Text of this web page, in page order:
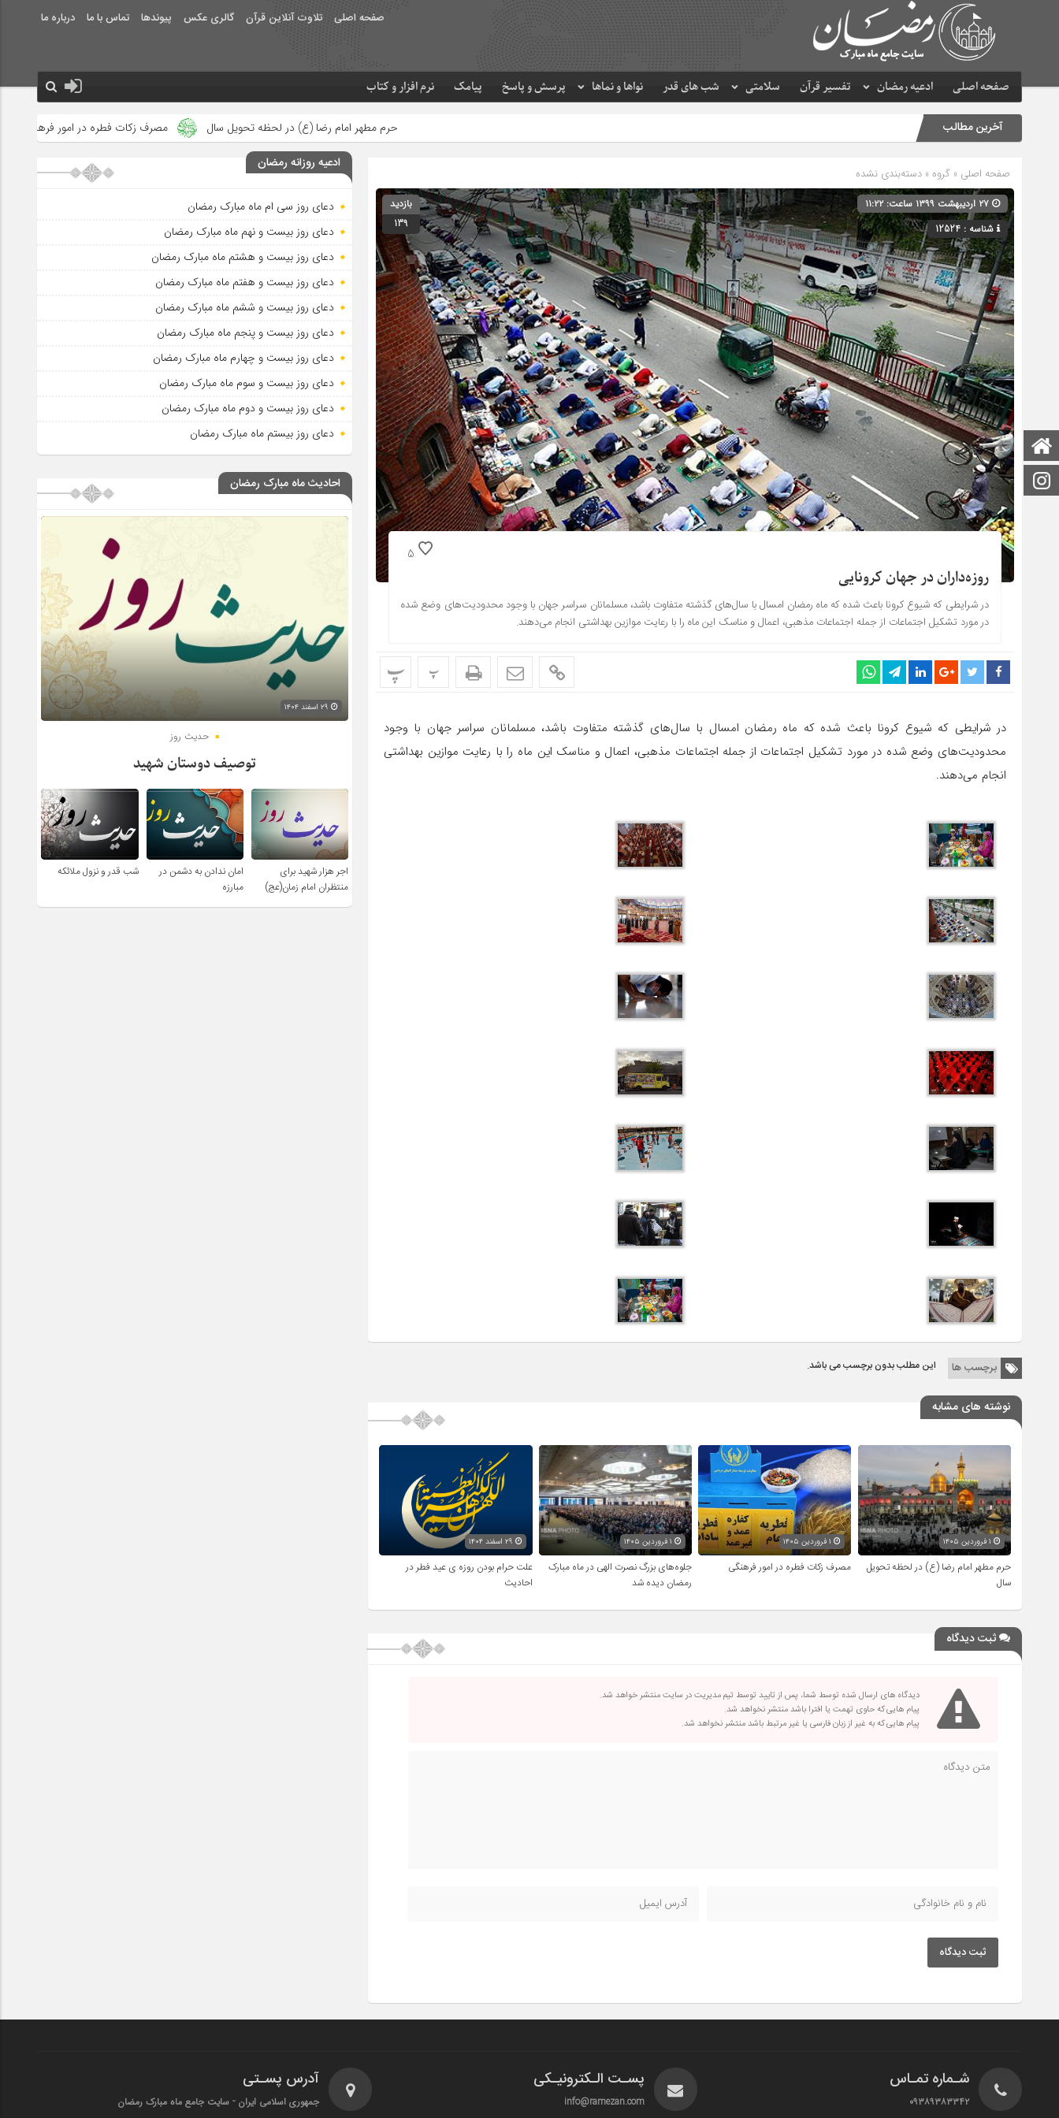
صفحه اصلی تلاوت آنلاین قرآن گالری عکس پیوندها تماس با ما درباره ما
صفحه اصلی ادعیه رمضان تفسیر قرآن سلامتی شب های قدر نواها و نماها پرسش و پاسخ پیامک نرم افزار و کتاب
صفحه اصلی
اینستاگرام
آخرین مطالب حرم مطهر امام رضا (ع) در لحظه تحویل سال مصرف زکات فطره در امور فرهنگی جلوه‌های بزرگ
صفحه اصلی » گروه » دسته‌بندی نشده
شناسه : 12524
بازدید
139
5
روزه‌داران در جهان کرونایی
در شرایطی که شیوع کرونا باعث شده که ماه رمضان امسال با سال‌های گذشته متفاوت باشد، مسلمانان سراسر جهان با وجود محدودیت‌های وضع شده
در مورد تشکیل اجتماعات از جمله اجتماعات مذهبی، اعمال و مناسک این ماه را با رعایت موازین بهداشتی انجام می‌دهند.
پ پ
در شرایطی که شیوع کرونا باعث شده که ماه رمضان امسال با سال‌های گذشته متفاوت باشد، مسلمانان سراسر جهان با وجود
محدودیت‌های وضع شده در مورد تشکیل اجتماعات از جمله اجتماعات مذهبی، اعمال و مناسک این ماه را با رعایت موازین بهداشتی
انجام می‌دهند.
برچسب ها این مطلب بدون برچسب می باشد.
نوشته های مشابه
حرم مطهر امام رضا (ع) در لحظه تحویل
سال
۱ فروردین ۱۴۰۵
مصرف زکات فطره در امور فرهنگی
جلوه‌های بزرگ نصرت الهی در ماه مبارک
رمضان دیده شد
علت حرام بودن روزه ی عید فطر در
احادیث
ثبت دیدگاه
دیدگاه های ارسال شده توسط شما، پس از تایید توسط تیم مدیریت در سایت منتشر خواهد شد.
پیام هایی که حاوی تهمت یا افترا باشد منتشر نخواهد شد.
پیام هایی که به غیر از زبان فارسی یا غیر مرتبط باشد منتشر نخواهد شد.
ثبت دیدگاه
ادعیه روزانه رمضان
دعای روز سی ام ماه مبارک رمضان
دعای روز بیست و نهم ماه مبارک رمضان
دعای روز بیست و هشتم ماه مبارک رمضان
دعای روز بیست و هفتم ماه مبارک رمضان
دعای روز بیست و ششم ماه مبارک رمضان
دعای روز بیست و پنجم ماه مبارک رمضان
دعای روز بیست و چهارم ماه مبارک رمضان
دعای روز بیست و سوم ماه مبارک رمضان
دعای روز بیست و دوم ماه مبارک رمضان
دعای روز بیستم ماه مبارک رمضان
احادیث ماه مبارک رمضان
حدیث روز
توصیف دوستان شهید
اجر هزار شهید برای
منتظران امام زمان(عج)
امان ندادن به دشمن در
مبارزه
شب قدر و نزول ملائکه
شـماره تمـاس
۰۹۳۸۹۳۸۳۳۴۲
پسـت الـکترونیـکی
info@ramezan.com
آدرس پسـتی
جمهوری اسلامی ایران - سایت جامع ماه مبارک رمضان